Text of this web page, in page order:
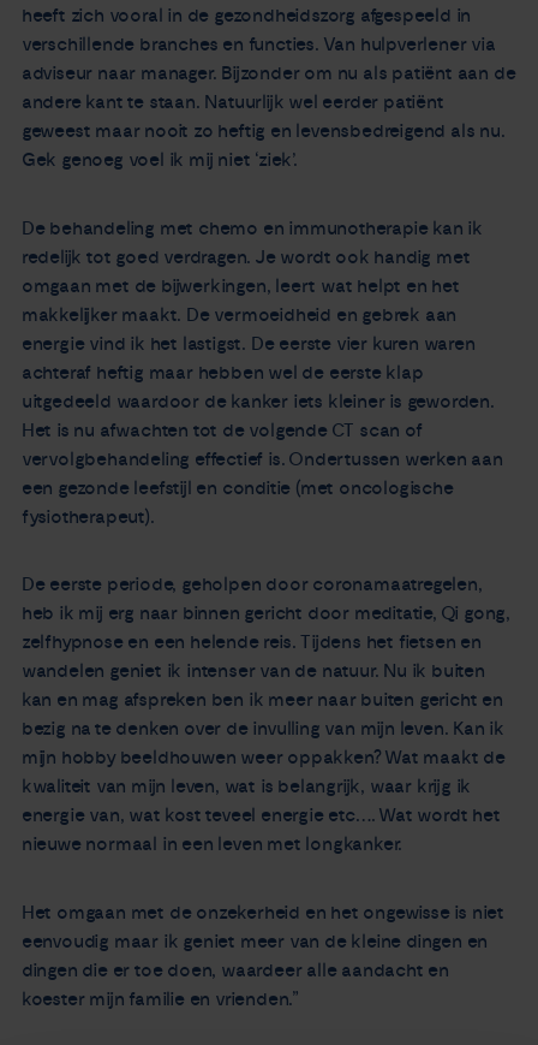
heeft zich vooral in de gezondheidszorg afgespeeld in
verschillende branches en functies. Van hulpverlener via
adviseur naar manager. Bijzonder om nu als patiënt aan de
andere kant te staan. Natuurlijk wel eerder patiënt
geweest maar nooit zo heftig en levensbedreigend als nu.
Gek genoeg voel ik mij niet ‘ziek’.
De behandeling met chemo en immunotherapie kan ik
redelijk tot goed verdragen. Je wordt ook handig met
omgaan met de bijwerkingen, leert wat helpt en het
makkelijker maakt. De vermoeidheid en gebrek aan
energie vind ik het lastigst. De eerste vier kuren waren
achteraf heftig maar hebben wel de eerste klap
uitgedeeld waardoor de kanker iets kleiner is geworden.
Het is nu afwachten tot de volgende CT scan of
vervolgbehandeling effectief is. Ondertussen werken aan
een gezonde leefstijl en conditie (met oncologische
fysiotherapeut).
De eerste periode, geholpen door coronamaatregelen,
heb ik mij erg naar binnen gericht door meditatie, Qi gong,
zelfhypnose en een helende reis. Tijdens het fietsen en
wandelen geniet ik intenser van de natuur. Nu ik buiten
kan en mag afspreken ben ik meer naar buiten gericht en
bezig na te denken over de invulling van mijn leven. Kan ik
mijn hobby beeldhouwen weer oppakken? Wat maakt de
kwaliteit van mijn leven, wat is belangrijk, waar krijg ik
energie van, wat kost teveel energie etc…. Wat wordt het
nieuwe normaal in een leven met longkanker.
Het omgaan met de onzekerheid en het ongewisse is niet
eenvoudig maar ik geniet meer van de kleine dingen en
dingen die er toe doen, waardeer alle aandacht en
koester mijn familie en vrienden.”